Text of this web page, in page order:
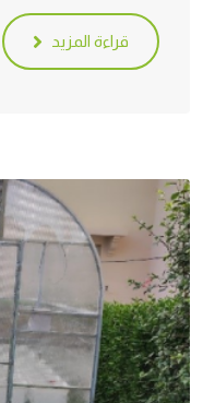
قراءة المزيد